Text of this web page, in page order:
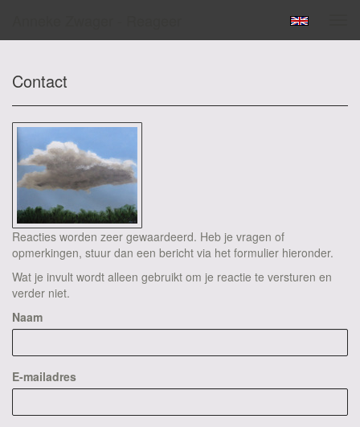
Contact
Reacties worden zeer gewaardeerd. Heb je vragen of
opmerkingen, stuur dan een bericht via het formulier hieronder.
Wat je invult wordt alleen gebruikt om je reactie te versturen en
verder niet.
Naam
E-mailadres